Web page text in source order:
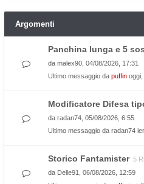
Argomenti
Panchina lunga e 5
da malex90 , 04/08/2026, 17:31
Ultimo messaggio da puffin
Modificatore Difesa
da radan74 , 05/08/2026, 6:55
Ultimo messaggio da radan74
Storico Fantamister 5
da Delle91
, 06/08/2026, 12:59